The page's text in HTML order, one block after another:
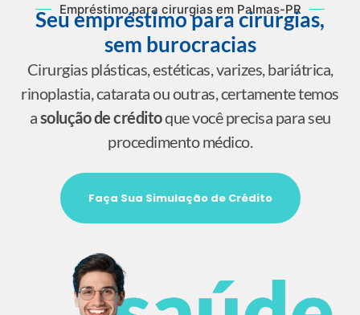
Empréstimo para cirurgias em Palmas-PR
Seu empréstimo para cirurgias,
sem burocracias
Cirurgias plásticas, estéticas, varizes, bariátrica,
rinoplastia, catarata ou outras, certamente temos
asolução de créditoque você precisa para seu
procedimento médico.
Faça Sua Simulação de Crédito